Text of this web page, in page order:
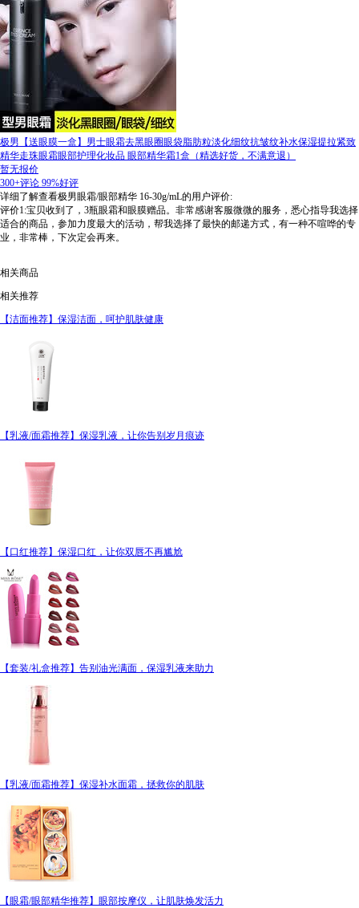
极男【送眼膜一盒】男士眼霜去黑眼圈眼袋脂肪粒淡化细纹抗皱纹补水保湿提拉紧致
精华走珠眼霜眼部护理化妆品 眼部精华霜1盒（精选好货，不满意退）
暂无报价
300+评论 99%好评
详细了解查看极男眼霜/眼部精华 16-30g/mL的用户评价:
评价1:宝贝收到了，3瓶眼霜和眼膜赠品。非常感谢客服微微的服务，悉心指导我选择
适合的商品，参加力度最大的活动，帮我选择了最快的邮递方式，有一种不喧哗的专
业，非常棒，下次定会再来。
相关商品
相关推荐
【洁面推荐】保湿洁面，呵护肌肤健康
【乳液/面霜推荐】保湿乳液，让你告别岁月痕迹
【口红推荐】保湿口红，让你双唇不再尴尬
【套装/礼盒推荐】告别油光满面，保湿乳液来助力
【乳液/面霜推荐】保湿补水面霜，拯救你的肌肤
【眼霜/眼部精华推荐】眼部按摩仪，让肌肤焕发活力